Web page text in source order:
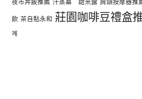
夜市丼飯推薦 汗蒸幕 甜米露 肩頸按摩器推
飲 茶自點永和 莊園咖啡豆禮盒
께